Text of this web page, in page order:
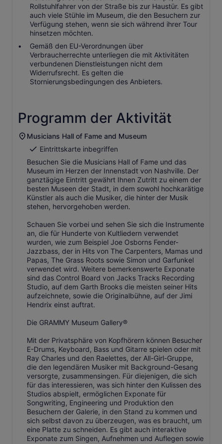
Rollstuhlfahrer von der Straße bis zur Haustür. Es gibt
auch viele Stühle im Museum, die den Besuchern zur
Verfügung stehen, wenn sie sich während ihrer Tour
hinsetzen möchten.
Gemäß den EU-Verordnungen über
Verbraucherrechte unterliegen die mit Aktivitäten
verbundenen Dienstleistungen nicht dem
Widerrufsrecht. Es gelten die
Stornierungsbedingungen des Anbieters.
Programm der Aktivität
Musicians Hall of Fame and Museum
Eintrittskarte inbegriffen
Besuchen Sie die Musicians Hall of Fame und das
Museum im Herzen der Innenstadt von Nashville. Der
ganztägige Eintritt gewährt Ihnen Zutritt zu einem der
besten Museen der Stadt, in dem sowohl hochkarätige
Künstler als auch die Musiker, die hinter der Musik
stehen, hervorgehoben werden.
Schauen Sie vorbei und sehen Sie sich die Instrumente
an, die für Hunderte von Kultliedern verwendet
wurden, wie zum Beispiel Joe Osborns Fender-
Jazzbass, der in Hits von The Carpenters, Mamas und
Papas, The Grass Roots sowie Simon und Garfunkel
verwendet wird. Weitere bemerkenswerte Exponate
sind das Control Board von Jacks Tracks Recording
Studio, auf dem Garth Brooks die meisten seiner Hits
aufzeichnete, sowie die Originalbühne, auf der Jimi
Hendrix einst auftrat.
Die GRAMMY Museum Gallery®
Mit der Privatsphäre von Kopfhörern können Besucher
E-Drums, Keyboard, Bass und Gitarre spielen oder mit
Ray Charles und den Raelettes, der All-Girl-Gruppe,
die den legendären Musiker mit Background-Gesang
versorgte, zusammensingen. Für diejenigen, die sich
für das interessieren, was sich hinter den Kulissen des
Studios abspielt, ermöglichen Exponate für
Songwriting, Engineering und Produktion den
Besuchern der Galerie, in den Stand zu kommen und
sich selbst davon zu überzeugen, was es braucht, um
eine Platte zu schneiden. Es gibt auch interaktive
Exponate zum Singen, Aufnehmen und Auflegen sowie